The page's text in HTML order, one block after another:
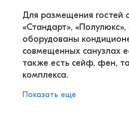
Для размещения гостей
«Стандарт»,
оборудованы
совмещенных санузлах
также есть сейф, фен,
комплекса.
Показать еще